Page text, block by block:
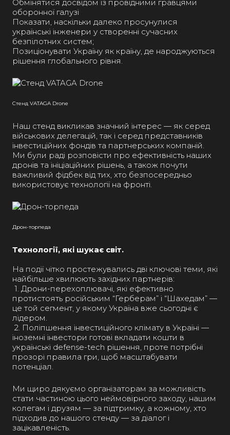
Обмінятися досвідом із провідними гравцями
оборонної галузі
Показати, наскільки далеко просунулися
українські інженери у створенні сучасних
безпілотних систем;
Позиціонувати Україну як країну, де народжуються
рішення глобального рівня.
Стенд VATAGA Drone
Наш стенд викликав значний інтерес — як серед
військових делегацій, так і серед представників
інвестиційних фондів та партнерських компаній.
Ми були раді розповісти про ефективність наших
дронів та ініціаційних рішень, а також почути
важливий фідбек від тих, хто безпосередньо
використовує технології на фронті.
Дрон-торпеда
Технології, які шукає світ.
На події чітко простежувались дві ключові теми, які
найбільше хвилюють західних партнерів:
1. Дрони-перехоплювачі, які ефективно
протистоять російським “Герберам” і “Шахедам” —
це той сегмент, у якому Україна вже сьогодні є
лідером.
2. Поліпшення інвестиційного клімату в Україні —
іноземні інвестори готові вкладати кошти в
українські defense-tech рішення, проте потрібні
прозорі правила гри, щоб масштабувати
потенціал.
Ми щиро дякуємо організаторам за можливість
стати частиною цього неймовірного заходу, нашим
колегам і друзям — за підтримку, а кожному, хто
підходив до нашого стенду — за діалог і
зацікавленість.